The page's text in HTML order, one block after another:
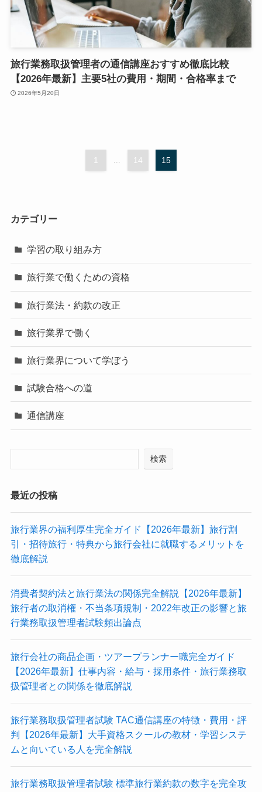
旅行業務取扱管理者の通信講座おすすめ徹底比較
【2026年最新】主要5社の費用・期間・合格率まで
2026年5月20日
1 14 15
カテゴリー
学習の取り組み方
旅行業で働くための資格
旅行業法・約款の改正
旅行業界で働く
旅行業界について学ぼう
試験合格への道
通信講座
検索
最近の投稿
旅行業界の福利厚生完全ガイド【2026年最新】旅行割
引・招待旅行・特典から旅行会社に就職するメリットを
徹底解説
消費者契約法と旅行業法の関係完全解説【2026年最新】
旅行者の取消権・不当条項規制・2022年改正の影響と旅
行業務取扱管理者試験頻出論点
旅行会社の商品企画・ツアープランナー職完全ガイド
【2026年最新】仕事内容・給与・採用条件・旅行業務取
扱管理者との関係を徹底解説
旅行業務取扱管理者試験 TAC通信講座の特徴・費用・評
判【2026年最新】大手資格スクールの教材・学習システ
ムと向いている人を完全解説
旅行業務取扱管理者試験 標準旅行業約款の数字を完全攻